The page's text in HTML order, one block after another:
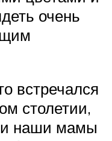
очень
встречался
столетии,
наши мамы